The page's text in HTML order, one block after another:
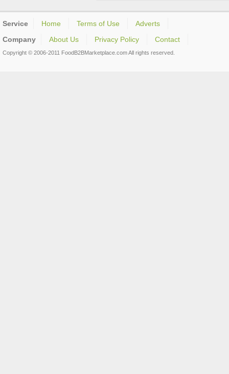
Service Home Terms of Use
Adverts
Company
About Us Privacy Policy Contact
Copyright © 2006-2011 FoodB2BMarketplace.com All rights reserved.